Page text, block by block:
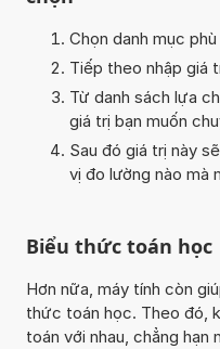
Chọn danh mục
Tiếp theo nhập giá
Từ danh sách lựa
giá trị bạn muốn
Sau đó giá trị này
vị đo lường nào mà
Biểu thức toán học
Hơn nữa, máy tính còn
thức toán học. Theo đó,
toán với nhau, chẳng